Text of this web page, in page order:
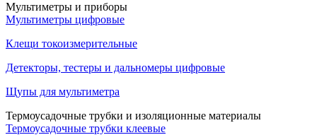
Мультиметры и приборы
Мультиметры цифровые
Клещи токоизмерительные
Детекторы, тестеры и дальномеры цифровые
Щупы для мультиметра
Термоусадочные трубки и изоляционные материалы
Термоусадочные трубки клеевые